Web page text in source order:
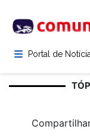
para
conteúdoPortal de